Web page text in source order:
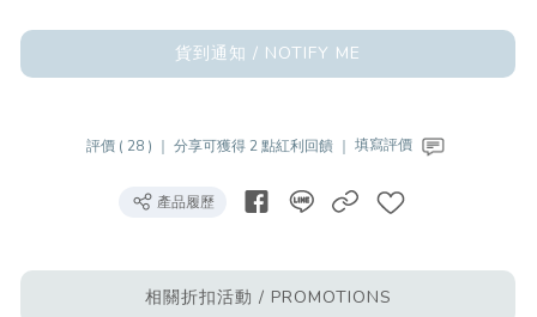
貨到通知 / NOTIFY ME
評價 ( 28 ) ｜分享可獲得 2 點紅利回饋 ｜填寫評價
產品履歷
相關折扣活動 / PROMOTIONS